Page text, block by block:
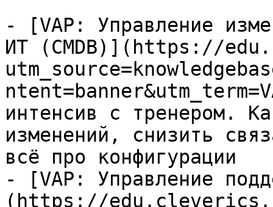
- [VAP: Управление
ИТ (CMDB)](https://
интенсив с тренером.
изменений, снизить
всё про конфигурации
- [VAP: Управление
(https://